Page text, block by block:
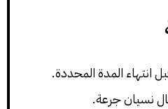
انتهاء المدة المحددة.
نسيان جرعة.